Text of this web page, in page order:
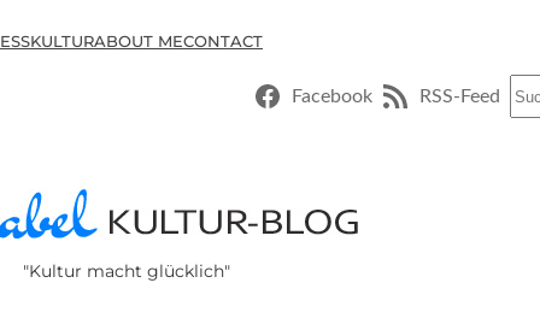
ESSKULTURABOUT MECONTACT
Facebook RSS-Feed
"Kultur macht glücklich"